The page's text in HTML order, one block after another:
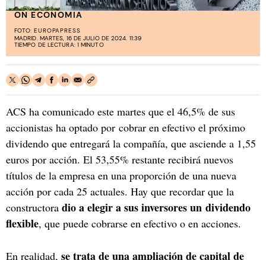
ON ECONOMIA
FOTO: EUROPAPRESS
MADRID. MARTES, 16 DE JULIO DE 2024. 11:39
TIEMPO DE LECTURA: 1 MINUTO
ACS ha comunicado este martes que el 46,5% de sus
accionistas ha optado por cobrar en efectivo el próximo
dividendo que entregará la compañía, que asciende a 1,55
euros por acción. El 53,55% restante recibirá nuevos
títulos de la empresa en una proporción de una nueva
acción por cada 25 actuales. Hay que recordar que la
constructora dio a elegir a sus inversores un dividendo
flexible, que puede cobrarse en efectivo o en acciones.
En realidad, se trata de una ampliación de capital de